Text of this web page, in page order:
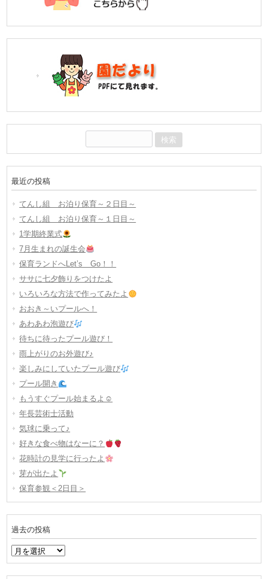
索:
最近の投稿
てんし組 お泊り保育～２日目～
てんし組 お泊り保育～１日目～
1学期終業式
7月生まれの誕生会
保育ランドへLet’s Go！！
ササに七夕飾りをつけたよ
いろいろな方法で作ってみたよ
おおき～いプールへ！
あわあわ泡遊び
待ちに待ったプール遊び！
雨上がりのお外遊び♪
楽しみにしていたプール遊び
プール開き
もうすぐプール始まるよ☺
年長芸術士活動
気球に乗って♪
好きな食べ物はなーに？
花時計の見学に行ったよ
芽が出たよ
保育参観＜2日目＞
過去の投稿
過
去